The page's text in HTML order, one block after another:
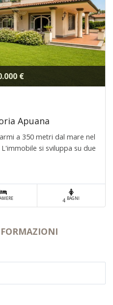
€
Apuana
a 350 metri dal mare nel
si sviluppa su due
4 BAGNI